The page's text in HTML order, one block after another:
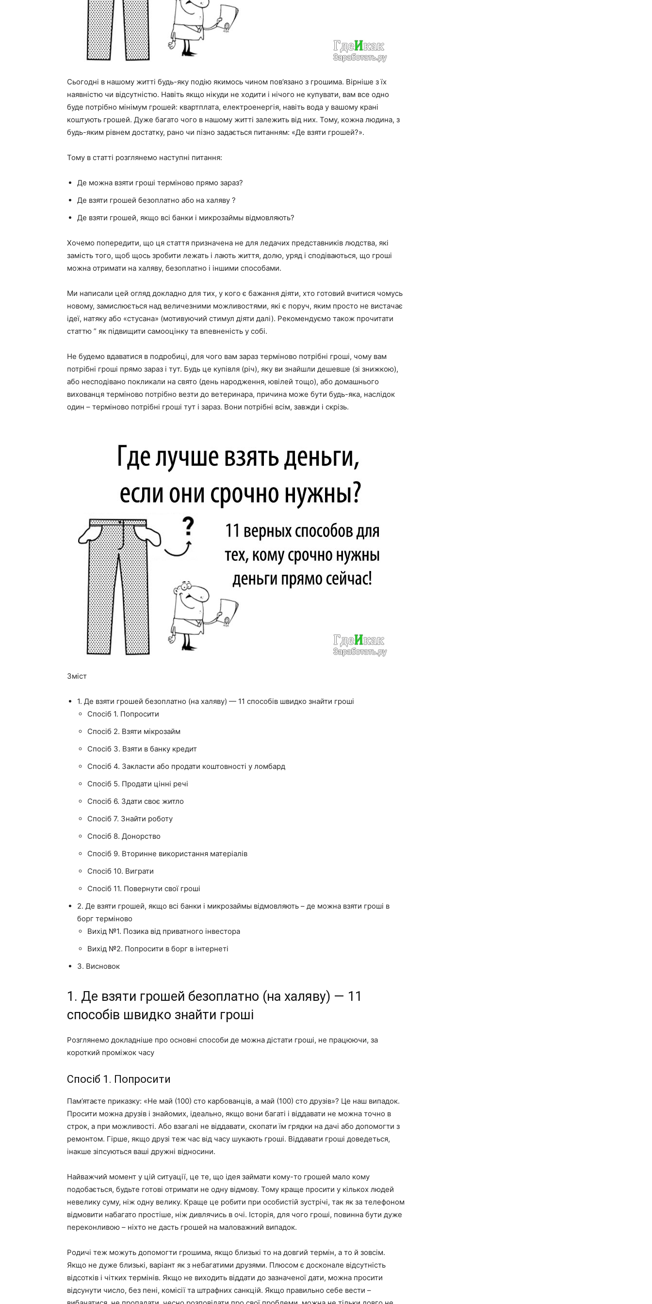
Сьогодні в нашому житті будь-яку подію якимось чином пов’язано з грошима. Вірніше з їх
наявністю чи відсутністю. Навіть якщо нікуди не ходити і нічого не купувати, вам все одно
буде потрібно мінімум грошей: квартплата, електроенергія, навіть вода у вашому крані
коштують грошей. Дуже багато чого в нашому житті залежить від них. Тому, кожна людина, з
будь-яким рівнем достатку, рано чи пізно задається питанням: «Де взяти грошей?».
Тому в статті розглянемо наступні питання:
Де можна взяти гроші терміново прямо зараз?
Де взяти грошей безоплатно або на халяву ?
Де взяти грошей, якщо всі банки і микрозаймы відмовляють?
Хочемо попередити, що ця стаття призначена не для ледачих представників людства, які
замість того, щоб щось зробити лежать і лають життя, долю, уряд і сподіваються, що гроші
можна отримати на халяву, безоплатно і іншими способами.
Ми написали цей огляд докладно для тих, у кого є бажання діяти, хто готовий вчитися чомусь
новому, замислюється над величезними можливостями, які є поруч, яким просто не вистачає
ідеї, натяку або «стусана» (мотивуючий стимул діяти далі). Рекомендуємо також прочитати
статтю ” як підвищити самооцінку та впевненість у собі.
Не будемо вдаватися в подробиці, для чого вам зараз терміново потрібні гроші, чому вам
потрібні гроші прямо зараз і тут. Будь це купівля (річ), яку ви знайшли дешевше (зі знижкою),
або несподівано покликали на свято (день народження, ювілей тощо), або домашнього
вихованця терміново потрібно везти до ветеринара, причина може бути будь-яка, наслідок
один – терміново потрібні гроші тут і зараз. Вони потрібні всім, завжди і скрізь.
Зміст
1. Де взяти грошей безоплатно (на халяву) — 11 способів швидко знайти гроші
Спосіб 1. Попросити
Спосіб 2. Взяти мікрозайм
Спосіб 3. Взяти в банку кредит
Спосіб 4. Закласти або продати коштовності у ломбард
Спосіб 5. Продати цінні речі
Спосіб 6. Здати своє житло
Спосіб 7. Знайти роботу
Спосіб 8. Донорство
Спосіб 9. Вторинне використання матеріалів
Спосіб 10. Виграти
Спосіб 11. Повернути свої гроші
2. Де взяти грошей, якщо всі банки і микрозаймы відмовляють – де можна взяти гроші в
борг терміново
Вихід №1. Позика від приватного інвестора
Вихід №2. Попросити в борг в інтернеті
3. Висновок
1. Де взяти грошей безоплатно (на халяву) — 11
способів швидко знайти гроші
Розглянемо докладніше про основні способи де можна дістати гроші, не працюючи, за
короткий проміжок часу
Спосіб 1. Попросити
Пам’ятаєте приказку: «Не май (100) сто карбованців, а май (100) сто друзів»? Це наш випадок.
Просити можна друзів і знайомих, ідеально, якщо вони багаті і віддавати не можна точно в
строк, а при можливості. Або взагалі не віддавати, скопати їм грядки на дачі або допомогти з
ремонтом. Гірше, якщо друзі теж час від часу шукають гроші. Віддавати гроші доведеться,
інакше зіпсуються ваші дружні відносини.
Найважчий момент у цій ситуації, це те, що ідея займати кому-то грошей мало кому
подобається, будьте готові отримати не одну відмову. Тому краще просити у кількох людей
невелику суму, ніж одну велику. Краще це робити при особистій зустрічі, так як за телефоном
відмовити набагато простіше, ніж дивлячись в очі. Історія, для чого гроші, повинна бути дуже
переконливою – ніхто не дасть грошей на маловажний випадок.
Родичі теж можуть допомогти грошима, якщо близькі то на довгий термін, а то й зовсім.
Якщо не дуже близькі, варіант як з небагатими друзями. Плюсом є досконале відсутність
відсотків і чітких термінів. Якщо не виходить віддати до зазначеної дати, можна просити
відсунути число, без пені, комісії та штрафних санкцій. Якщо правильно себе вести –